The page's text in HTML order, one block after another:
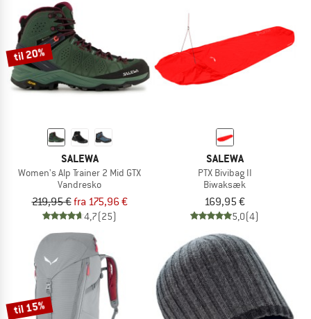
til 20%
SALEWA
Women's Alp Trainer 2 Mid GTX
Vandresko
219,95 €fra 175,96 €
4,7(25)
SALEWA
PTX Bivibag II
Biwaksæk
169,95 €
5,0(4)
til 15%